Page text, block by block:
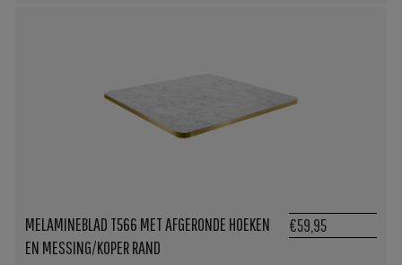
MELAMINEBLAD T566 MET AFGERONDE HOEKEN
EN MESSING/KOPER RAND
€59,95